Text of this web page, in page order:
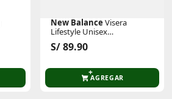
New Balance Visera
Lifestyle Unisex
S/ 89.90
AGREGAR